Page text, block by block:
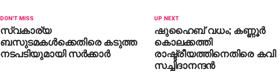
UP NEXT
ഷുഹൈബ് വധം; കണ്ണൂര്‍
കൊലക്കത്തി
രാഷ്ട്രീയത്തിനെതിരെ കവി
സച്ചിദാനന്ദന്‍
DON'T MISS
സ്വകാര്യ
ബസുടമകള്‍ക്കെതിരെ കടുത്ത
നടപടിയുമായി സര്‍ക്കാര്‍